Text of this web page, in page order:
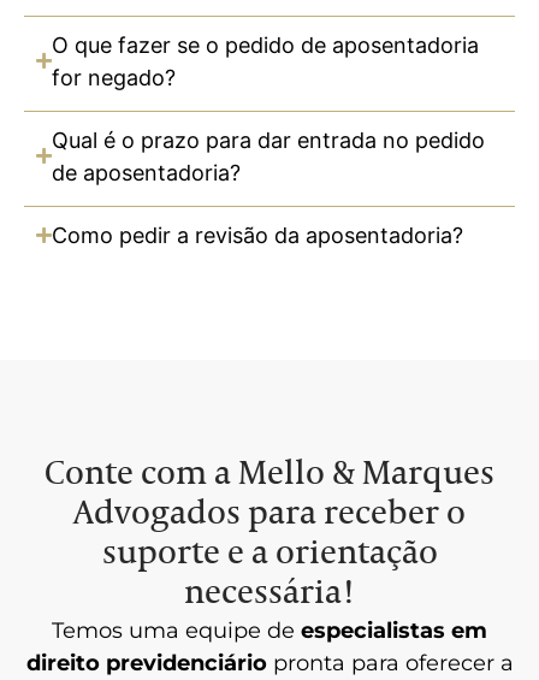
O que fazer se o pedido de aposentadoria
for negado?
Qual é o prazo para dar entrada no pedido
de aposentadoria?
Como pedir a revisão da aposentadoria?
Conte com a Mello & Marques
Advogados para receber o
suporte e a orientação
necessária!
Temos uma equipe de especialistas em
direito previdenciário pronta para oferecer a